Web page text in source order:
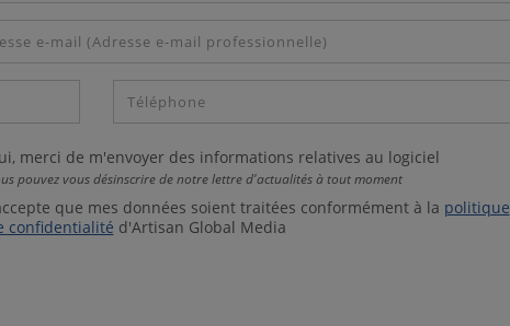
merci de m'envoyer des informations relatives au logiciel
pouvez vous désinscrire de notre lettre d'actualités à tout moment
que mes données soient traitées conformément à la politique
confidentialité d'Artisan Global Media